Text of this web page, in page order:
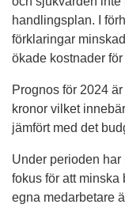
handlingsplan. I
förklaringar
ökade kostnader
Prognos för 2024
kronor vilket
jämfört med det
Under perioden
fokus för att minska
egna medarbetare